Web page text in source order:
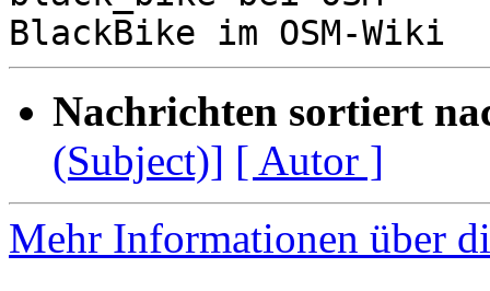
Nachrichten sortiert
(Subject)] [ Autor ]
Mehr Informationen über